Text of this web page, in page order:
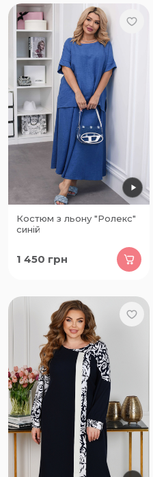
Костюм з льону "Ролекс"
синій
1 450 грн